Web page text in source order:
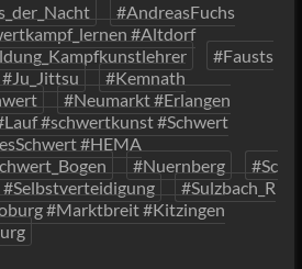
#AndreasFuchs
#Altdorf
#Fausts
#Ju_Jittsu
#Kemnath
#Neumarkt #Erlangen
#schwertkunst #Schwert
#HEMA
#Nuernberg
#Sc
#Selbstverteidigung
#Sulzbach_R
#Marktbreit #Kitzingen